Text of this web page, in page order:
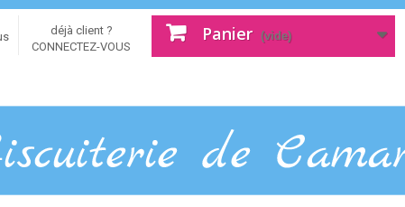
déjà client ?
CONNECTEZ-VOUS
Panier (vide)